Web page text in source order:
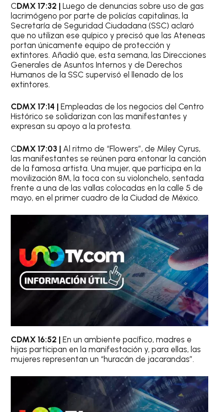
CDMX 17:32 | Luego de denuncias sobre uso de gas
lacrimógeno por parte de policías capitalinas, la
Secretaría de Seguridad Ciudadana (SSC) aclaró
que no utilizan ese quípico y precisó que las Ateneas
portan únicamente equipo de protección y
extintores. Añadió que, esta semana, las Direcciones
Generales de Asuntos Internos y de Derechos
Humanos de la SSC supervisó el llenado de los
extintores.
CDMX 17:14 | Empleadas de los negocios del Centro
Histórico se solidarizan con las manifestantes y
expresan su apoyo a la protesta.
CDMX 17:03 | Al ritmo de “Flowers”, de Miley Cyrus,
las manifestantes se reúnen para entonar la canción
de la famosa artista. Una mujer, que participa en la
movilización 8M, la toca con su violonchelo, sentada
frente a una de las vallas colocadas en la calle 5 de
mayo, en el primer cuadro de la Ciudad de México.
CDMX 16:52 | En un ambiente pacífico, madres e
hijas participan en la manifestación y, para ellas, las
mujeres representan un “huracán de jacarandas”.